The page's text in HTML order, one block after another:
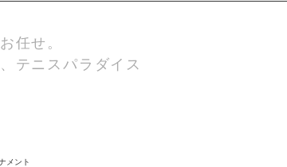
任せ。
テニスパラダイス
メント